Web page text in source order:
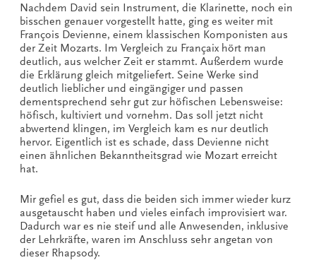
Nachdem David sein Instrument, die Klarinette, noch ein
bisschen genauer vorgestellt hatte, ging es weiter mit
François Devienne, einem klassischen Komponisten aus
der Zeit Mozarts. Im Vergleich zu Françaix hört man
deutlich, aus welcher Zeit er stammt. Außerdem wurde
die Erklärung gleich mitgeliefert. Seine Werke sind
deutlich lieblicher und eingängiger und passen
dementsprechend sehr gut zur höfischen Lebensweise:
höfisch, kultiviert und vornehm. Das soll jetzt nicht
abwertend klingen, im Vergleich kam es nur deutlich
hervor. Eigentlich ist es schade, dass Devienne nicht
einen ähnlichen Bekanntheitsgrad wie Mozart erreicht
hat.
Mir gefiel es gut, dass die beiden sich immer wieder kurz
ausgetauscht haben und vieles einfach improvisiert war.
Dadurch war es nie steif und alle Anwesenden, inklusive
der Lehrkräfte, waren im Anschluss sehr angetan von
dieser Rhapsody.